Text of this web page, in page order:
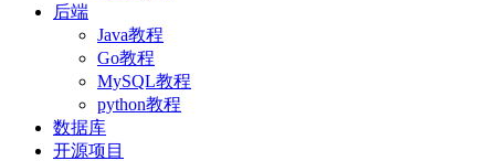
后端
Java教程
Go教程
MySQL教程
python教程
数据库
开源项目